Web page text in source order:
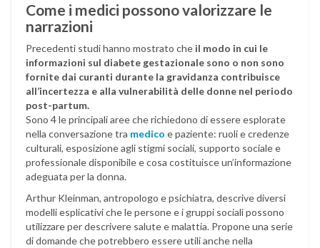
Come i medici possono valorizzare le
narrazioni
Precedenti studi hanno mostrato che il modo in cui le
informazioni sul diabete gestazionale sono o non sono
fornite dai curanti durante la gravidanza contribuisce
all’incertezza e alla vulnerabilità delle donne nel periodo
post-partum.
Sono 4 le principali aree che richiedono di essere esplorate
nella conversazione tra medico e paziente: ruoli e credenze
culturali, esposizione agli stigmi sociali, supporto sociale e
professionale disponibile e cosa costituisce un’informazione
adeguata per la donna.
Arthur Kleinman, antropologo e psichiatra, descrive diversi
modelli esplicativi che le persone e i gruppi sociali possono
utilizzare per descrivere salute e malattia. Propone una serie
di domande che potrebbero essere utili anche nella